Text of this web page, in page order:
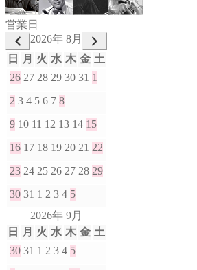
営業日
2026年 8月
日
月 火 水 木 金 土
26 27 28 29 30 31 1
2 3 4 5 6 7 8
9 10 11 12 13 14 15
16 17 18 19 20 21 22
23 24 25 26 27 28 29
30 31 1 2 3 4 5
2026年 9月
日
月 火 水 木 金 土
30 31 1 2 3 4 5